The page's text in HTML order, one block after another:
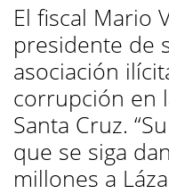
El fiscal Mario
presidente de
asociación
corrupción en
Santa Cruz.
que se siga
millones a